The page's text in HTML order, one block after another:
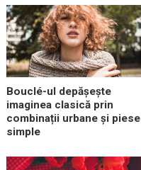
Bouclé-ul depășește
imaginea clasică prin
combinații urbane și piese
simple